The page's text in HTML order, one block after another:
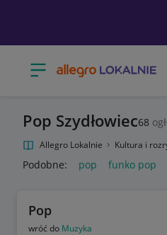
Otwórz menu z kategoriami
Pop Szydłowiec68
Allegro Lokalnie Kultura i
Podobne: pop funko pop
Pop
wróć do Muzyka